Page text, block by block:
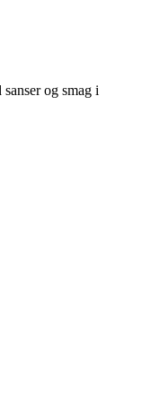
og smag i